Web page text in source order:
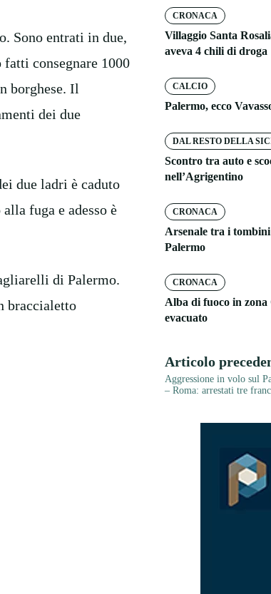
Sono entrati in due,
consegnare 1000
borghese. Il
dei due
due ladri è caduto
fuga e adesso è
di Palermo.
braccialetto
CRONACA
Villaggio Santa
aveva 4 chili di droga
CALCIO
Palermo, ecco
DAL RESTO DELLA
Scontro tra auto e
nell’Agrigentino
CRONACA
Arsenale tra i
Palermo
CRONACA
Alba di fuoco in zona
evacuato
Articolo
Aggressione in volo sul
– Roma: arrestati tre